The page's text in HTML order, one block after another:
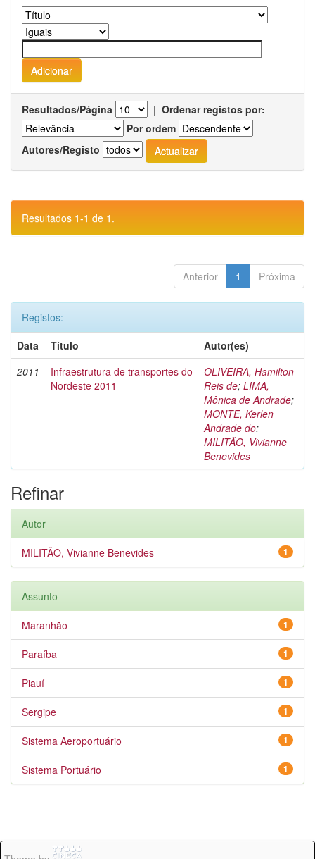
Resultados/Página | Ordenar registos por:
Por ordem
Autores/Registo
Resultados 1-1 de 1.
Anterior 1 Próxima
Registos:
Data
Título
Autor(es)
2011
Infraestrutura de transportes do
Nordeste 2011
OLIVEIRA, Hamilton
Reis de; LIMA,
Mônica de Andrade;
MONTE, Kerlen
Andrade do;
MILITÃO, Vivianne
Benevides
Refinar
Autor
1
MILITÃO, Vivianne Benevides
Assunto
1
Maranhão
1
Paraíba
1
Piauí
1
Sergipe
1
Sistema Aeroportuário
1
Sistema Portuário